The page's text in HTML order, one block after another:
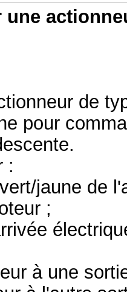
une
de
pour
:
jaune de
;
à une